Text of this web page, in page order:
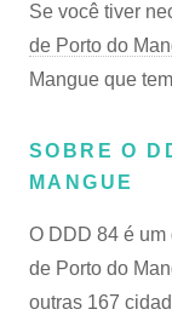
Se você tiver
de Porto do
Mangue que
SOBRE O
MANGUE
O DDD 84 é
de Porto do
outras 167